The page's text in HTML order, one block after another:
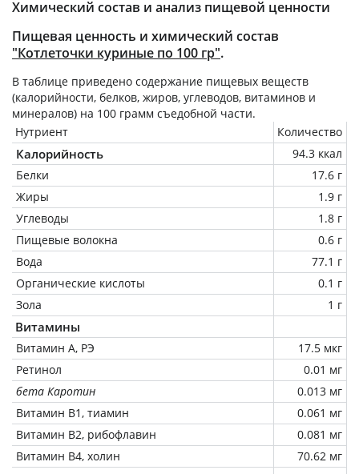
Химический состав и анализ пищевой ценности
Пищевая ценность и химический состав
"Котлеточки куриные по 100 гр".
В таблице приведено содержание пищевых веществ
(калорийности, белков, жиров, углеводов, витаминов и
минералов) на 100 грамм съедобной части.
Нутриент
Количество
Калорийность
94.3 ккал
Белки
17.6 г
Жиры
1.9 г
Углеводы
1.8 г
Пищевые волокна
0.6 г
Вода
77.1 г
Органические кислоты
0.1 г
Зола
1 г
Витамины
Витамин А, РЭ
17.5 мкг
Ретинол
0.01 мг
бета Каротин
0.013 мг
Витамин В1, тиамин
0.061 мг
Витамин В2, рибофлавин
0.081 мг
Витамин В4, холин
70.62 мг